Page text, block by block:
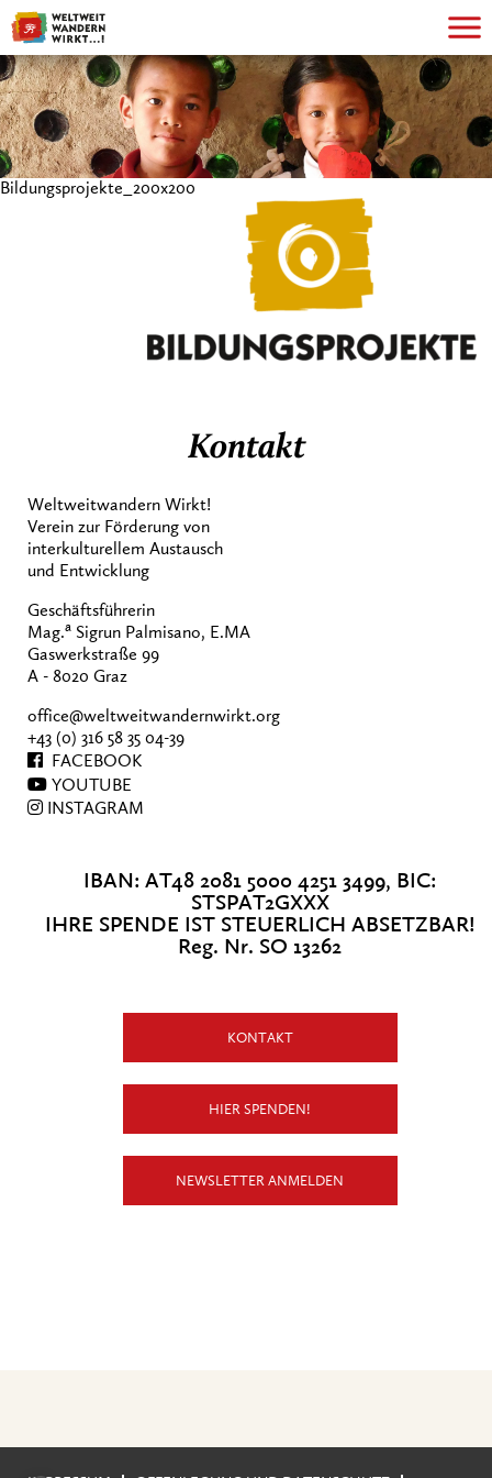
Bildungsprojekte_200x200
Kontakt
Weltweitwandern Wirkt!
Verein zur Förderung von
interkulturellem Austausch
und Entwicklung
Geschäftsführerin
Mag.a Sigrun Palmisano, E.MA
Gaswerkstraße 99
A - 8020 Graz
office@weltweitwandernwirkt.org
+43 (0) 316 58 35 04-39
FACEBOOK
YOUTUBE
INSTAGRAM
IBAN: AT48 2081 5000 4251 3499, BIC:
STSPAT2GXXX
IHRE SPENDE IST STEUERLICH ABSETZBAR!
Reg. Nr. SO 13262
KONTAKT
HIER SPENDEN!
NEWSLETTER ANMELDEN